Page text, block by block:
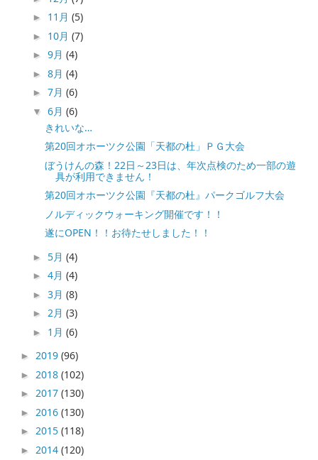
► 11月(5)
► 10月(7)
►9月(4)
►8月(4)
►7月(6)
▼6月(6)
きれいな…
第20回オホーツク公園「天都の杜」ＰＧ大会
ぼうけんの森！22日～23日は、年次点検のため一部の遊
具が利用できません！
第20回オホーツク公園『天都の杜』パークゴルフ大会
ノルディックウォーキング開催です！！
遂にOPEN！！お待たせしました！！
► 5月(4)
►4月(4)
►3月(8)
►2月(3)
► 1月(6)
►2019(96)
► 2018(102)
►2017(130)
► 2016(130)
►2015(118)
► 2014(120)